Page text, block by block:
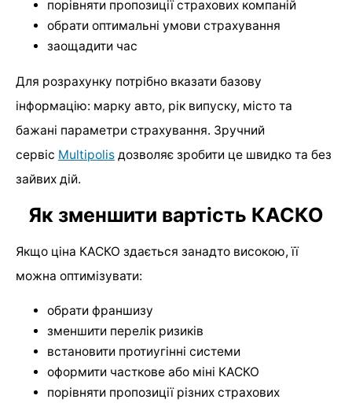
порівняти пропозиції страхових компаній
обрати оптимальні умови страхування
заощадити час
Для розрахунку потрібно вказати базову
інформацію: марку авто, рік випуску, місто та
бажані параметри страхування. Зручний
сервіс Multipolis дозволяє зробити це швидко та без
зайвих дій.
Як зменшити вартість КАСКО
Якщо ціна КАСКО здається занадто високою, її
можна оптимізувати:
обрати франшизу
зменшити перелік ризиків
встановити протиугінні системи
оформити часткове або міні КАСКО
порівняти пропозиції різних страхових